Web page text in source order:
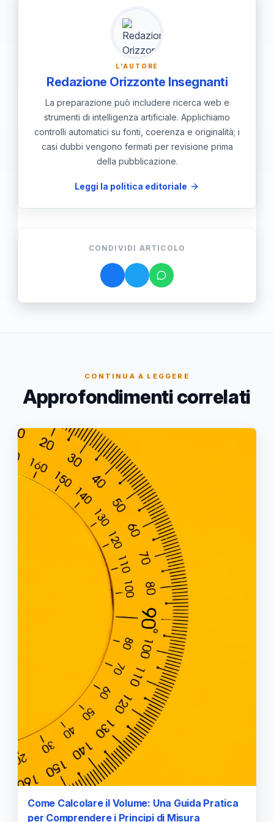
appropriata per ogni tipo di figura.
L'AUTORE
Redazione Orizzonte Insegnanti
La preparazione può includere ricerca web e
strumenti di intelligenza artificiale. Applichiamo
controlli automatici su fonti, coerenza e originalità; i
casi dubbi vengono fermati per revisione prima
della pubblicazione.
Leggi la politica editoriale
CONDIVIDI ARTICOLO
CONTINUA A LEGGERE
Approfondimenti correlati
Come Calcolare il Volume: Una Guida Pratica
per Comprendere i Principi di Misura